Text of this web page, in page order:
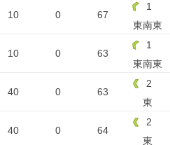
10 0 67
1
東南東
10 0 63
1
東南東
40 0 63
2
東
40 0 64
2
東